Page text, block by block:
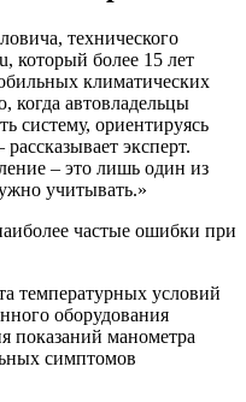
технического
который более 15 лет
климатических
когда автовладельцы
систему, ориентируясь
эксперт.
– это лишь один из
учитывать.»
частые ошибки при
температурных условий
оборудования
показаний манометра
симптомов